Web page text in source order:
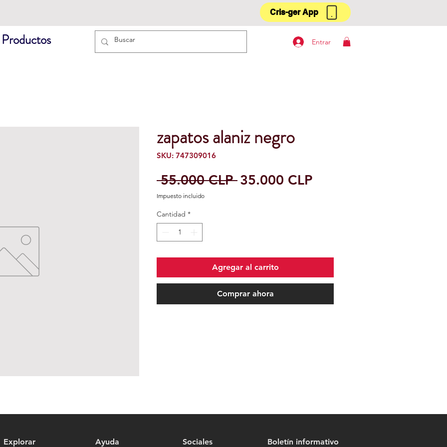
Cris-ger App
Entrar
zapatos alaniz negro
SKU: 747309016
55.000 CLP Precio
35.000 CLP
Impuesto incluido
Cantidad *
Agregar al carrito
Comprar ahora
Explorar Ayuda Sociales Boletín informativo